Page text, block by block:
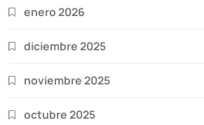
enero 2026
diciembre 2025
noviembre 2025
octubre 2025